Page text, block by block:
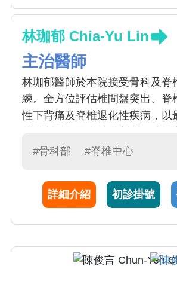
林珈郁 Chia-Yu Lin
主治醫師
林珈郁醫師於本院接受骨科及脊
練。全方位評估椎間盤突出、脊
性下背痛及脊椎退化性疾病，以
導引神經阻斷及藥物注射進行治
同健康狀態下最理想的治療方式
力於3D電腦導航微創內視鏡手術
#骨科部 #脊椎中心
詳細介紹 初診掛號